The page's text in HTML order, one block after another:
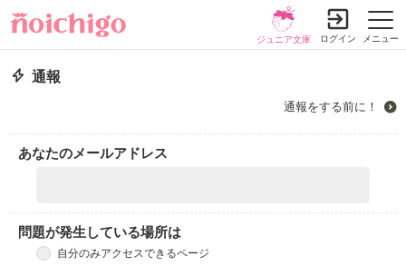
メニュー
ジュニア文庫 ログイン
通報
通報をする前に！
あなたのメールアドレス
問題が発生している場所は
自分のみアクセスできるページ